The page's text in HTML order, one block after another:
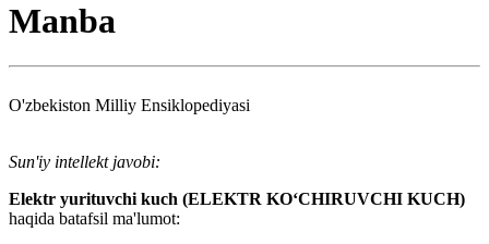
Manba
O'zbekiston Milliy Ensiklopediyasi
Sun'iy intellekt javobi:
Elektr yurituvchi kuch (ELEKTR KO‘CHIRUVCHI KUCH)
haqida batafsil ma'lumot: